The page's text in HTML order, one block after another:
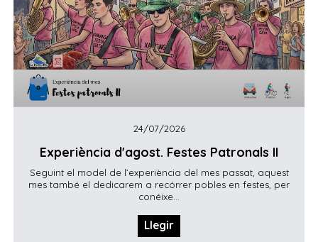
24/07/2026
Experiència d'agost. Festes Patronals II
Seguint el model de l’experiència del mes passat, aquest
mes també el dedicarem a recórrer pobles en festes, per
conéixe...
Llegir